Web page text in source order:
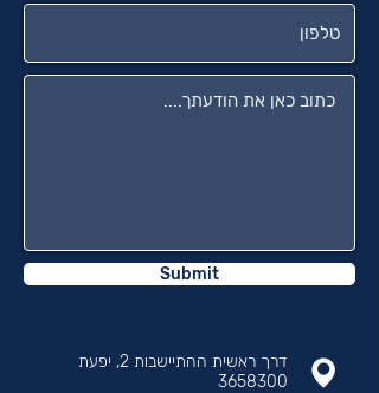
Submit
דרך ראשית ההתיישבות 2, יפעת
3658300